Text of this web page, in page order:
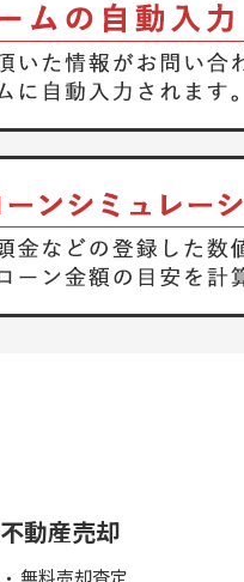
不動産売却
無料売却査定